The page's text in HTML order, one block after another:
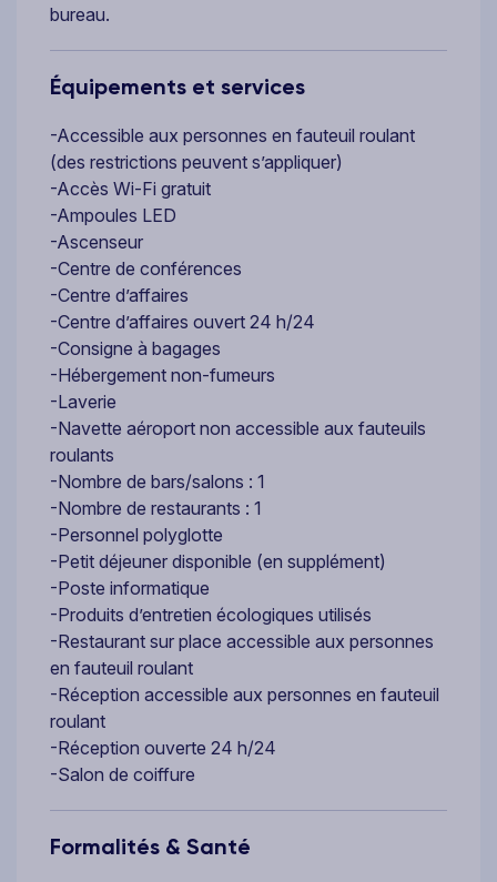
bureau.
Équipements et services
-Accessible aux personnes en fauteuil roulant
(des restrictions peuvent s’appliquer)
-Accès Wi-Fi gratuit
-Ampoules LED
-Ascenseur
-Centre de conférences
-Centre d’affaires
-Centre d’affaires ouvert 24 h/24
-Consigne à bagages
-Hébergement non-fumeurs
-Laverie
-Navette aéroport non accessible aux fauteuils
roulants
-Nombre de bars/salons : 1
-Nombre de restaurants : 1
-Personnel polyglotte
-Petit déjeuner disponible (en supplément)
-Poste informatique
-Produits d’entretien écologiques utilisés
-Restaurant sur place accessible aux personnes
en fauteuil roulant
-Réception accessible aux personnes en fauteuil
roulant
-Réception ouverte 24 h/24
-Salon de coiffure
Formalités & Santé